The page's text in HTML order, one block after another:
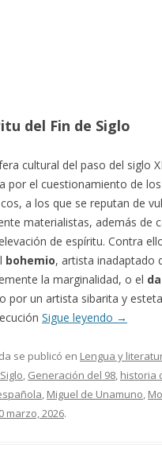
del Fin de Siglo
cultural del paso del siglo
por el cuestionamiento de
a los que se reputan de
materialistas, además de
de espíritu. Contra
bohemio, artista inadaptado
la marginalidad, o el
por un artista sibarita y
Sigue leyendo →
se publicó en Lengua y
, Generación del 98, historia
, Miguel de Unamuno,
marzo, 2026.